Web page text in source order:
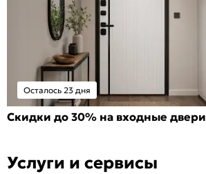
Осталось 23 дня
Скидки до 30% на входные двери
Услуги и сервисы